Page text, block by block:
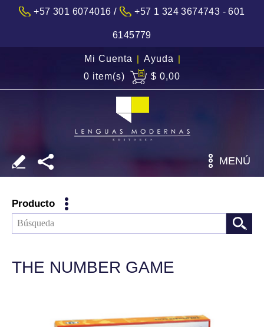
+57 301 6074016 / +57 1 324 3674743 - 601
6145779
Mi Cuenta | Ayuda |
0 item(s)
$ 0,00
MENÚ
Producto
THE NUMBER GAME